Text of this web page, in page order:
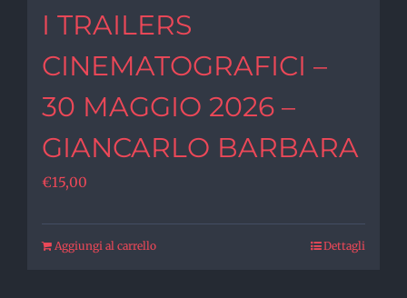
I TRAILERS
CINEMATOGRAFICI –
30 MAGGIO 2026 –
GIANCARLO BARBARA
€15,00
Aggiungi al carrello Dettagli